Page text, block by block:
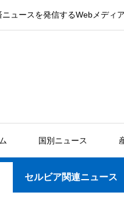
ュースを発信するWebメディア
国別ニュース
セルビア関連ニュース